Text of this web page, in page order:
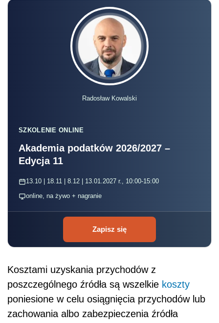
Radosław Kowalski
SZKOLENIE ONLINE
Akademia podatków 2026/2027 –
Edycja 11
13.10 | 18.11 | 8.12 | 13.01.2027 r., 10:00-15:00
online, na żywo + nagranie
Zapisz się
Kosztami uzyskania przychodów z
poszczególnego źródła są wszelkie koszty
poniesione w celu osiągnięcia przychodów lub
zachowania albo zabezpieczenia źródła